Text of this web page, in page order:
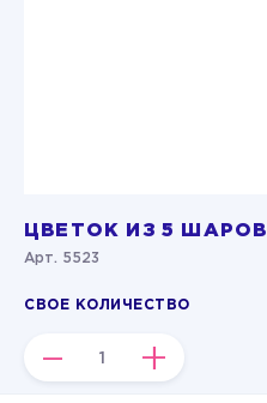
ЦВЕТОК ИЗ 5 ШАРОВ
Арт. 5523
СВОЕ КОЛИЧЕСТВО
– +